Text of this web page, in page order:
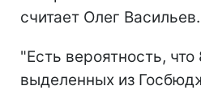
считает Олег Васильев.
"Есть вероятность,
выделенных из